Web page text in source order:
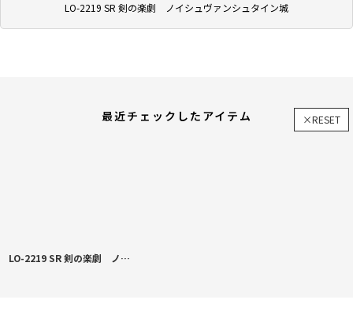
LO-2219 SR 剣の楽劇 ノイシュヴァンシュタイン城
最近チェックしたアイテム ×RESET
LO-2219 SR 剣の楽劇 ノイシュヴァンシュタイン城